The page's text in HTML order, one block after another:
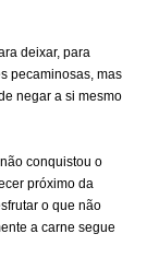
deixar, para
pecaminosas, mas
negar a si mesmo
conquistou o
próximo da
o que não
a carne segue